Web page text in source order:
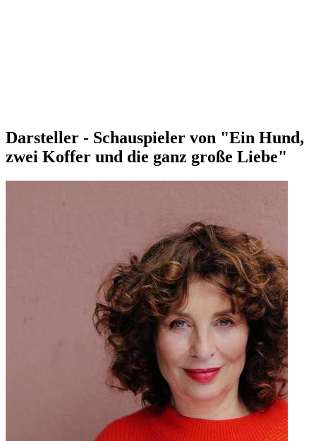
Darsteller - Schauspieler von "Ein Hund,
zwei Koffer und die ganz große Liebe"